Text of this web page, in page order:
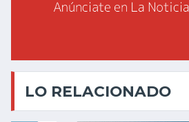
LO RELACIONADO